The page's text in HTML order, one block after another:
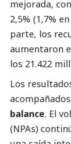
mejorada,
2,5% (1,7%
parte, los
aumentaron
los 21.422
Los
balance. El
(NPAs)